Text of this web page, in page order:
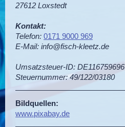
27612 Loxstedt
Kontakt:
Telefon: 0171 9000 969
E-Mail: info@fisch-kleetz.de
Umsatzsteuer-ID: DE116759696
Steuernummer: 49/122/03180
Bildquellen:
www.pixabay.de